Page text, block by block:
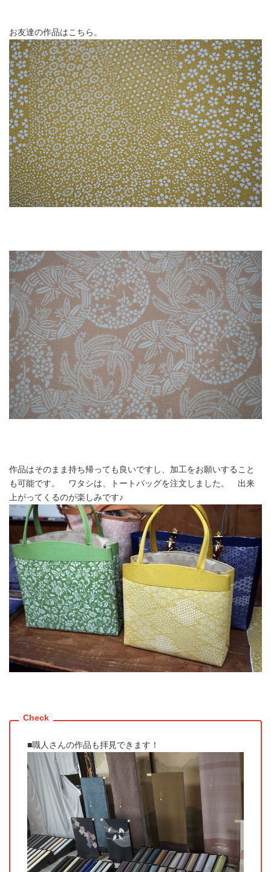
お友達の作品はこちら。
作品はそのまま持ち帰っても良いですし、加工をお願いすること
も可能です。 ワタシは、トートバッグを注文しました。 出来
上がってくるのが楽しみです♪
■職人さんの作品も拝見できます！